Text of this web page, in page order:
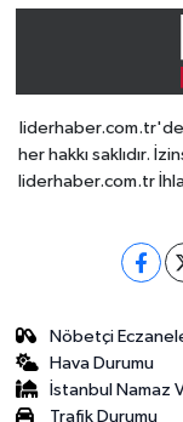
her hakkı saklıdır.
liderhaber.com.tr
Nöbetçi
Hava Durumu
İstanbul Namaz
Trafik Durumu